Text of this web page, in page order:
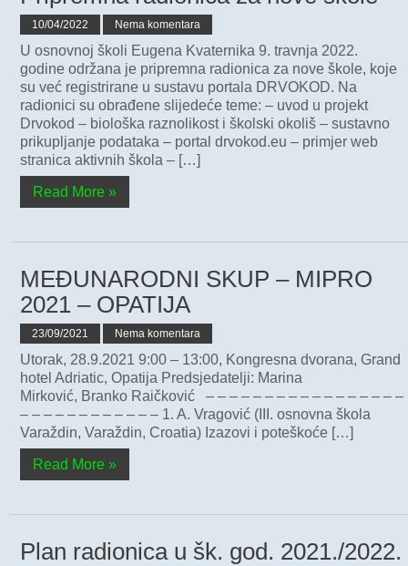
10/04/2022 Nema komentara
U osnovnoj školi Eugena Kvaternika 9. travnja 2022.
godine održana je pripremna radionica za nove škole, koje
su već registrirane u sustavu portala DRVOKOD. Na
radionici su obrađene slijedeće teme: – uvod u projekt
Drvokod – biološka raznolikost i školski okoliš – sustavno
prikupljanje podataka – portal drvokod.eu – primjer web
stranica aktivnih škola – […]
Read More »
MEĐUNARODNI SKUP – MIPRO
2021 – OPATIJA
23/09/2021 Nema komentara
Utorak, 28.9.2021 9:00 – 13:00, Kongresna dvorana, Grand
hotel Adriatic, Opatija Predsjedatelji: Marina
Mirković, Branko Raičković – – – – – – – – – – – – – – – – –
– – – – – – – – – – – – 1. A. Vragović (III. osnovna škola
Varaždin, Varaždin, Croatia) Izazovi i poteškoće […]
Read More »
Plan radionica u šk. god. 2021./2022.